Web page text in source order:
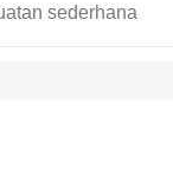
sederhana